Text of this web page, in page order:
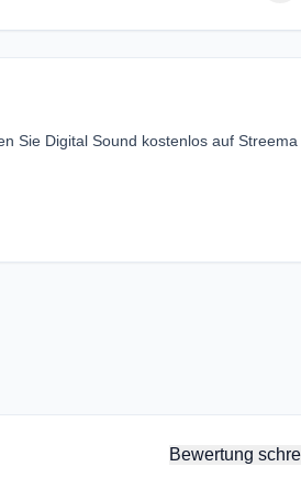
Sie Digital Sound kostenlos auf
Bewertung